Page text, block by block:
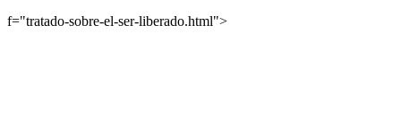
f="tratado-sobre-el-ser-liberado.html">